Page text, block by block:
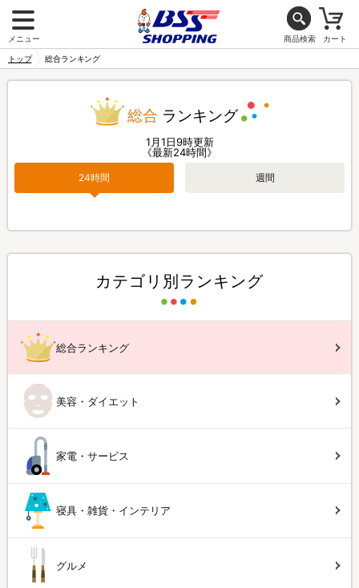
メニュー 商品検索 カート
トップ 総合ランキング
総合 ランキング
1月1日9時更新
《最新24時間》
24時間 週間
カテゴリ別ランキング
総合ランキング
美容・ダイエット
家電・サービス
寝具・雑貨・インテリア
グルメ